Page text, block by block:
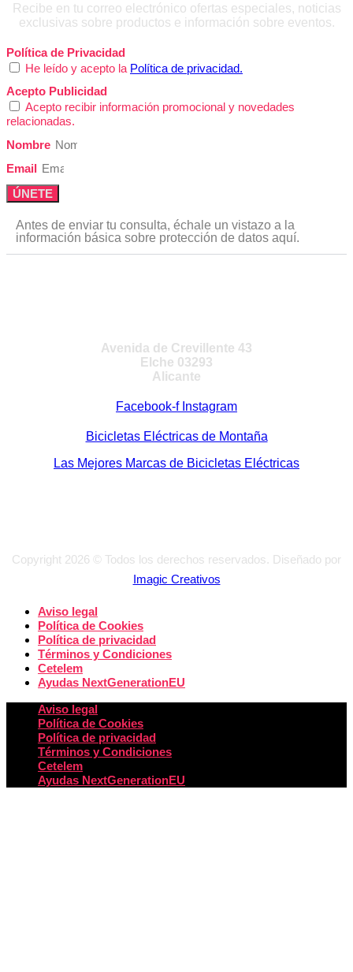
Recibe en tu correo electrónico ofertas especiales, noticias
exclusivas sobre productos e información sobre eventos.
Política de Privacidad
He leído y acepto la Política de privacidad.
Acepto Publicidad
Acepto recibir información promocional y novedades
relacionadas.
Nombre
Email
ÚNETE
Antes de enviar tu consulta, échale un vistazo a la
información básica sobre protección de datos aquí.
Avenida de Crevillente 43
Elche 03293
Alicante
Facebook-f Instagram
Bicicletas Eléctricas de Montaña
Las Mejores Marcas de Bicicletas Eléctricas
Copyright 2026 © Todos los derechos reservados. Diseñado por
Imagic Creativos
Aviso legal
Política de Cookies
Política de privacidad
Términos y Condiciones
Cetelem
Ayudas NextGenerationEU
Aviso legal
Política de Cookies
Política de privacidad
Términos y Condiciones
Cetelem
Ayudas NextGenerationEU